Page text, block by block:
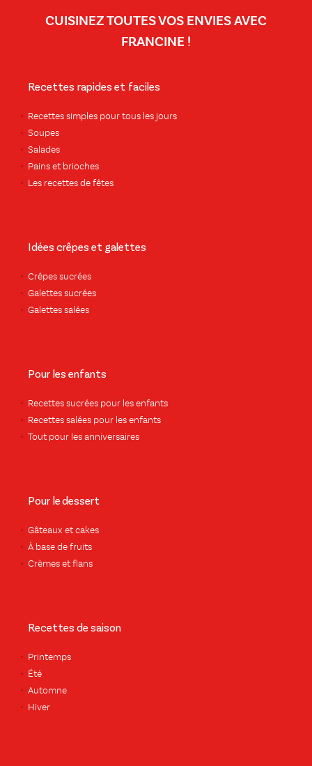
CUISINEZ TOUTES VOS ENVIES AVEC
FRANCINE !
Recettes rapides et faciles
Recettes simples pour tous les jours
Soupes
Salades
Pains et brioches
Les recettes de fêtes
Idées crêpes et galettes
Crêpes sucrées
Galettes sucrées
Galettes salées
Pour les enfants
Recettes sucrées pour les enfants
Recettes salées pour les enfants
Tout pour les anniversaires
Pour le dessert
Gâteaux et cakes
À base de fruits
Crèmes et flans
Recettes de saison
Printemps
Été
Automne
Hiver